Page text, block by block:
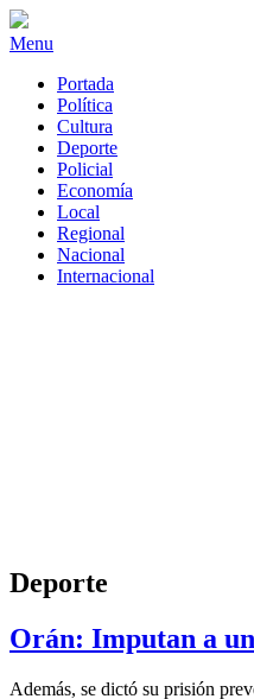
Menu
Portada
Política
Cultura
Deporte
Policial
Economía
Local
Regional
Nacional
Internacional
Deporte
Orán: Imputan a
Además, se dictó su prisión